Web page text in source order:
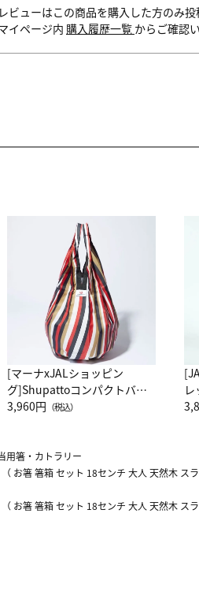
レビューはこの商品を購入した方のみ
イページ内 購入履歴一覧 からご確認
[マーナxJALショッピン
グ]Shupattoコンパクトバッ
グ Drop JAL客室乗務員
3,960円 （税込）
レ
用箸・カトラリー
お箸 箸箱 セット 18センチ 大人 天然木 ス
お箸 箸箱 セット 18センチ 大人 天然木 ス